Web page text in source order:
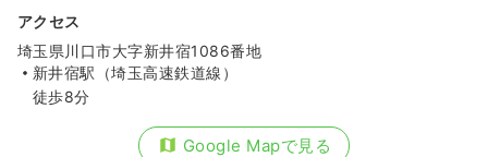
アクセス
埼玉県川口市大字新井宿1086番地
新井宿駅（埼玉高速鉄道線）
徒歩8分
Google Mapで見る